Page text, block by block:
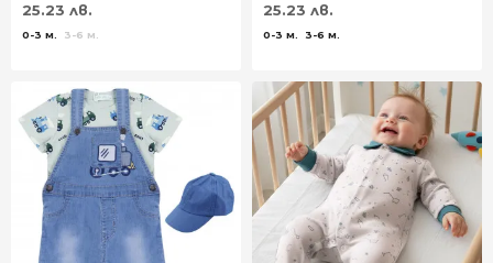
25.23 лв.
0-3 м. 3-6 м.
25.23 лв.
0-3 м. 3-6 м.